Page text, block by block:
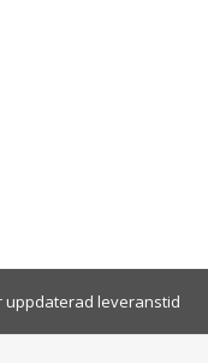
uppdaterad leveranstid